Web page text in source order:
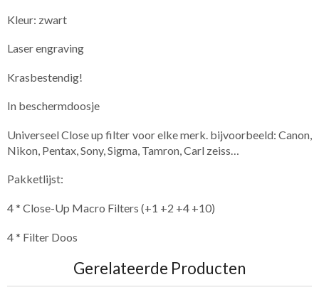
Kleur: zwart
Laser engraving
Krasbestendig!
In beschermdoosje
Universeel Close up filter voor elke merk. bijvoorbeeld: Canon,
Nikon, Pentax, Sony, Sigma, Tamron, Carl zeiss…
Pakketlijst:
4 * Close-Up Macro Filters (+1 +2 +4 +10)
4 * Filter Doos
Gerelateerde Producten